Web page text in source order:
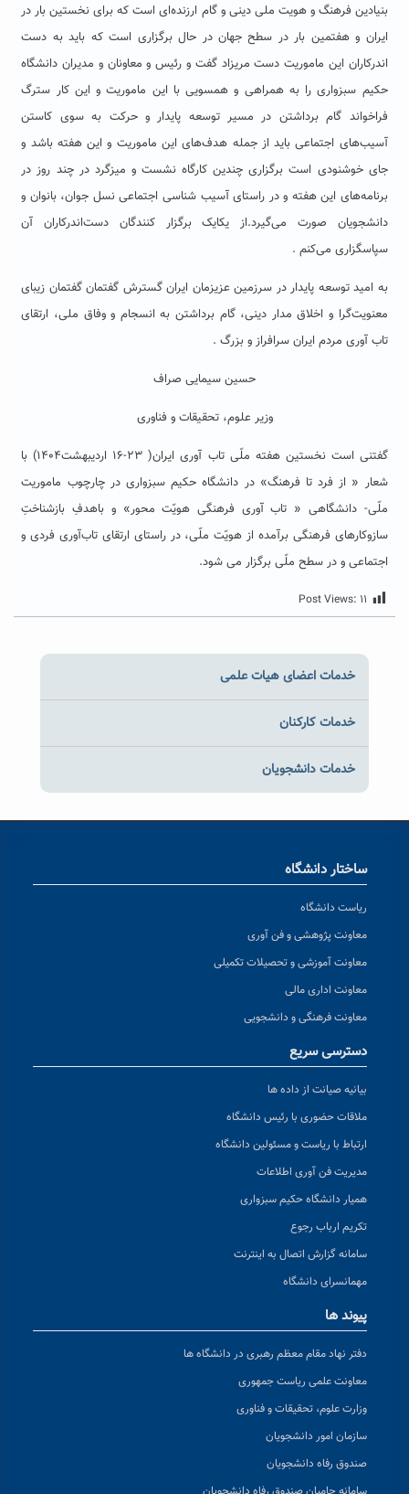
بنیادین فرهنگ و هویت ملی دینی و گام ارزنده‌ای است که برای نخستین بار در
ایران و هفتمین بار در سطح جهان در حال برگزاری است که باید به دست
اندرکاران این ماموریت دست مریزاد گفت و رئیس و معاونان و مدیران دانشگاه
حکیم سبزواری را به همراهی و همسویی با این ماموریت و این کار سترگ
فراخواند گام برداشتن در مسیر توسعه پایدار و حرکت به سوی کاستن
آسیب‌های اجتماعی باید از جمله هدف‌های این ماموریت و این هفته باشد و
جای خوشنودی است برگزاری چندین کارگاه نشست و میزگرد در چند روز در
برنامه‌های این هفته و در راستای آسیب شناسی اجتماعی نسل جوان، بانوان و
دانشجویان صورت می‌گیرد.از یکایک برگزار کنندگان دست‌اندرکاران آن
سپاسگزاری می‌کنم .
به امید توسعه پایدار در سرزمین عزیزمان ایران گسترش گفتمان گفتمان زیبای
معنویت‌گرا و اخلاق مدار دینی، گام برداشتن به انسجام و وفاق ملی، ارتقای
تاب آوری مردم ایران سرافراز و بزرگ .
حسین سیمایی صراف
وزیر علوم، تحقیقات و فناوری
گفتنی است نخستین هفته ملّی تاب آوری ایران( ۲۳-۱۶ اردیبهشت۱۴۰۴) با
شعار « از فرد تا فرهنگ» در دانشگاه حکیم سبزواری در چارچوب ماموریت
ملّی- دانشگاهی « تاب­ آوری فرهنگی هویّت محور» و باهدفِ بازشناختِ
سازوکارهای فرهنگی‌ برآمده از هویّت ملّی، در راستای ارتقای تاب‌آوری فردی و
اجتماعی و در سطح ملّی برگزار می شود.
Post Views: ۱۱
خدمات اعضای هیات علمی
خدمات کارکنان
خدمات دانشجویان
ساختار دانشگاه
ریاست دانشگاه
معاونت پژوهشی و فن آوری
معاونت آموزشی و تحصیلات تکمیلی
معاونت اداری مالی
معاونت فرهنگی و دانشجویی
دسترسی سریع
بیانیه صیانت از داده ها
ملاقات حضوری با رئیس دانشگاه
ارتباط با ریاست و مسئولین دانشگاه
مدیریت فن آوری اطلاعات
همیار دانشگاه حکیم سبزواری
تکریم ارباب رجوع
سامانه گزارش اتصال به اینترنت
مهمانسرای دانشگاه
پیوند ها
دفتر نهاد مقام معظم رهبری در دانشگاه ها
معاونت علمی ریاست جمهوری
وزارت علوم، تحقیقات و فناوری
سازمان امور دانشجویان
صندوق رفاه دانشجویان